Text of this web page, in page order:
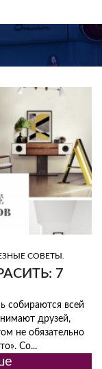
СОВЕТЫ
ПО ДИЗАЙНУ
7
собираются всей
друзей,
не обязательно
Со...